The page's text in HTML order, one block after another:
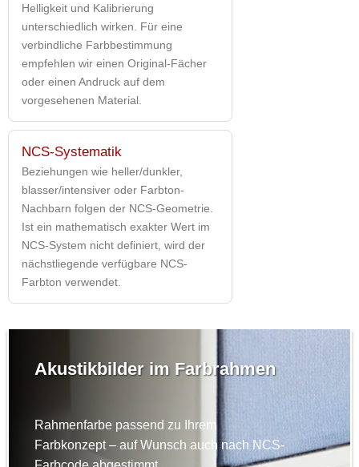
Helligkeit und Kalibrierung
unterschiedlich wirken. Für eine
verbindliche Farbbestimmung
empfehlen wir einen Original-Fächer
oder einen Andruck auf dem
vorgesehenen Material.
NCS-Systematik
Beziehungen wie heller/dunkler,
blasser/intensiver oder Farbton-
Nachbarn folgen der NCS-Geometrie.
Ist ein mathematisch exakter Wert im
NCS-System nicht definiert, wird der
nächstliegende verfügbare NCS-
Farbton verwendet.
Akustikbilder im Farbrahmen
Rahmenfarbe passend zu Ihrem
Farbkonzept – auf Wunsch auch nach NCS-